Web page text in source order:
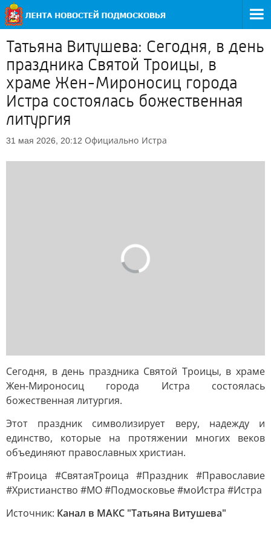
Татьяна Витушева: Сегодня, в день
праздника Святой Троицы, в
храме Жен-Мироносиц города
Истра состоялась божественная
литургия
31 мая 2026, 20:12 Официально Истра
Сегодня, в день праздника Святой Троицы, в храме
Жен-Мироносиц города Истра состоялась
божественная литургия.
Этот праздник символизирует веру, надежду и
единство, которые на протяжении многих веков
объединяют православных христиан.
#Троица #СвятаяТроица #Праздник #Православие
#Христианство #МО #Подмосковье #моИстра #Истра
Источник: Канал в МАКС "Татьяна Витушева"